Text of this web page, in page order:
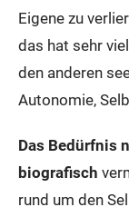
Eigene zu
das hat sehr
den anderen
Autonomie,
Das Bedürfnis
biografisch
rund um den